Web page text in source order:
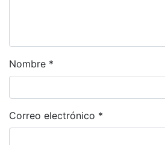
Nombre *
Correo electrónico *